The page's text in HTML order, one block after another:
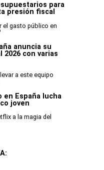
para
presión fiscal
el gasto público en
anuncia su
2026 con varias
a este equipo
en España lucha
joven
a la magia del